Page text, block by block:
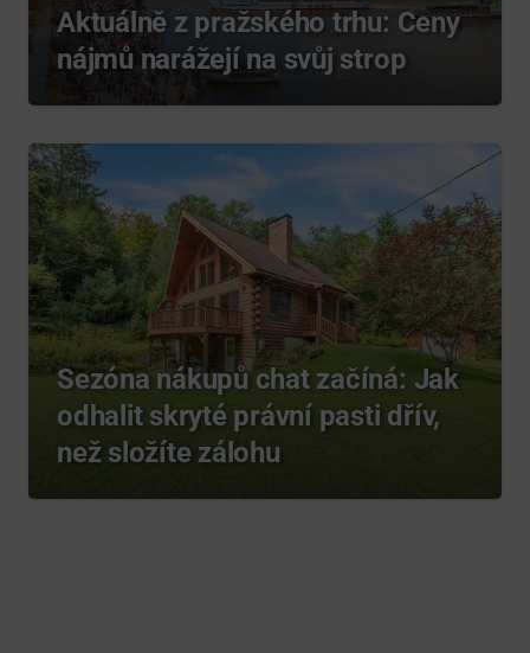
Aktuálně z pražského trhu: Ceny
nájmů narážejí na svůj strop
Sezóna nákupů chat začíná: Jak
odhalit skryté právní pasti dřív,
než složíte zálohu